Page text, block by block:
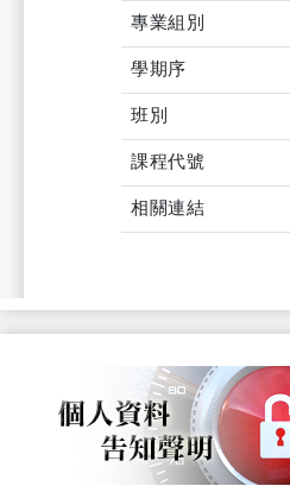
專業組別
學期序
班別
課程代號
相關連結